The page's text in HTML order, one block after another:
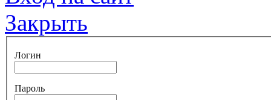
Закрыть
Логин
Пароль